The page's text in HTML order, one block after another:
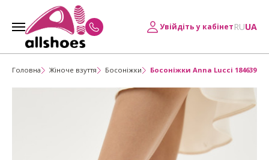
Увійдіть у кабінетRUUA
Головна Жіноче взуття Босоніжки Босоніжки Anna Lucci 184639